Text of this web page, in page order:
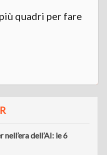
quadri per fare
dell’AI: le 6